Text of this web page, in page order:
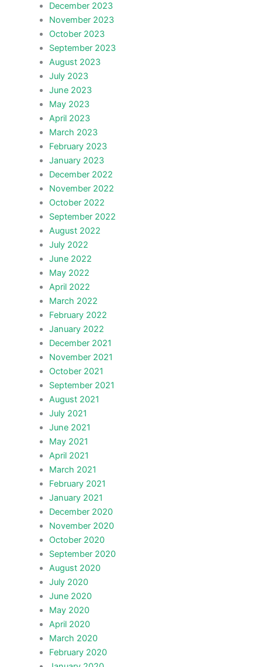
December 2023
November 2023
October 2023
September 2023
August 2023
July 2023
June 2023
May 2023
April 2023
March 2023
February 2023
January 2023
December 2022
November 2022
October 2022
September 2022
August 2022
July 2022
June 2022
May 2022
April 2022
March 2022
February 2022
January 2022
December 2021
November 2021
October 2021
September 2021
August 2021
July 2021
June 2021
May 2021
April 2021
March 2021
February 2021
January 2021
December 2020
November 2020
October 2020
September 2020
August 2020
July 2020
June 2020
May 2020
April 2020
March 2020
February 2020